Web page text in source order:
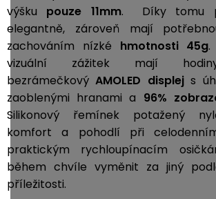
výšku pouze 11mm. Díky tomu
elegantně, zároveň mají
zachováním nízké hmotnosti 45g.
vizuální zážitek mají
bezrámečkovýAMOLED displejs
zaoblenými hranami a 96%
Silikonový řemínek potažený
komfort a pohodlí při
praktickým rychloupínacím
během chvíle vyměnit za jiný
příležitosti.